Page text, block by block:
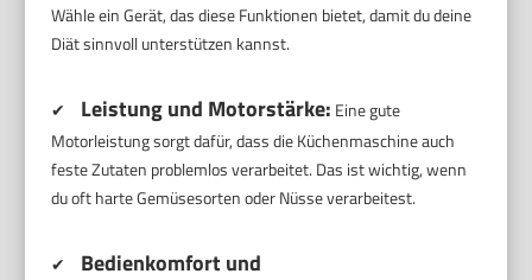
Wähle ein Gerät, das diese Funktionen bietet, damit du deine
Diät sinnvoll unterstützen kannst.
✔ Leistung und Motorstärke: Eine gute
Motorleistung sorgt dafür, dass die Küchenmaschine auch
feste Zutaten problemlos verarbeitet. Das ist wichtig, wenn
du oft harte Gemüsesorten oder Nüsse verarbeitest.
✔
Bedienkomfort und